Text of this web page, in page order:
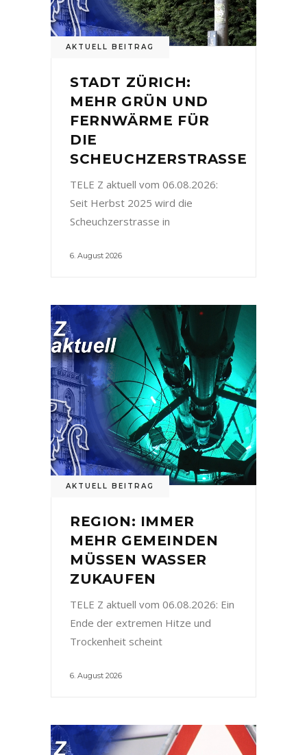
AKTUELL BEITRAG
STADT ZÜRICH:
MEHR GRÜN UND
FERNWÄRME FÜR
DIE
SCHEUCHZERSTRASSE
TELE Z aktuell vom 06.08.2026:
Seit Herbst 2025 wird die
Scheuchzerstrasse in
6. August 2026
AKTUELL BEITRAG
REGION: IMMER
MEHR GEMEINDEN
MÜSSEN WASSER
ZUKAUFEN
TELE Z aktuell vom 06.08.2026: Ein
Ende der extremen Hitze und
Trockenheit scheint
6. August 2026